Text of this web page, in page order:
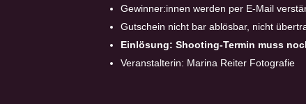
Gewinner:innen werden per E-Mail
Gutschein nicht bar ablösbar, nicht
Einlösung: Shooting-Termin muss
Veranstalterin: Marina Reiter Fotografie